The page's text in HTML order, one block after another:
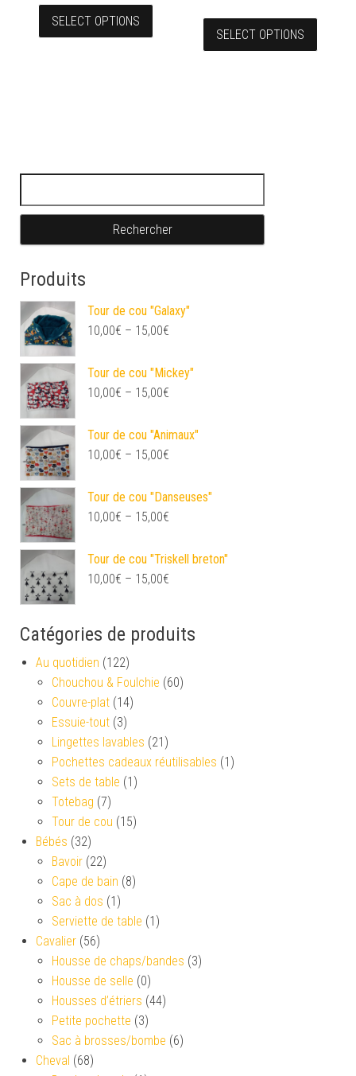
SELECT OPTIONS
SELECT OPTIONS
Produits
Tour de cou "Galaxy"
10,00€ – 15,00€
Tour de cou "Mickey"
10,00€ – 15,00€
Tour de cou "Animaux"
10,00€ – 15,00€
Tour de cou "Danseuses"
10,00€ – 15,00€
Tour de cou "Triskell breton"
10,00€ – 15,00€
Catégories de produits
Au quotidien (122)
Chouchou & Foulchie (60)
Couvre-plat (14)
Essuie-tout (3)
Lingettes lavables (21)
Pochettes cadeaux réutilisables (1)
Sets de table (1)
Totebag (7)
Tour de cou (15)
Bébés (32)
Bavoir (22)
Cape de bain (8)
Sac à dos (1)
Serviette de table (1)
Cavalier (56)
Housse de chaps/bandes (3)
Housse de selle (0)
Housses d’étriers (44)
Petite pochette (3)
Sac à brosses/bombe (6)
Cheval (68)